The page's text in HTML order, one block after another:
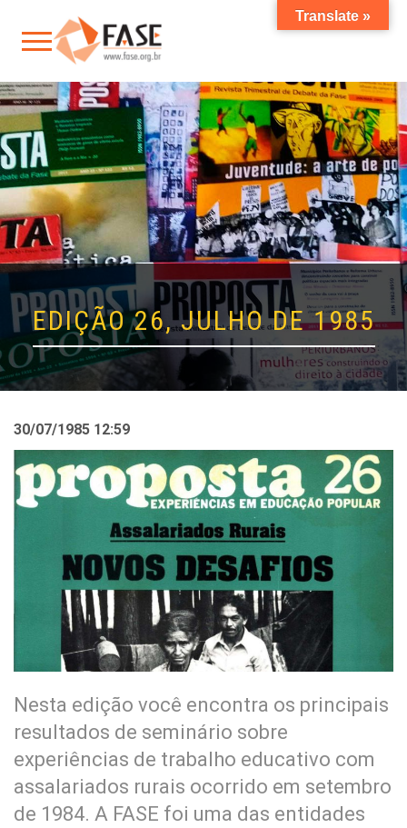
EDIÇÃO 26, JULHO DE 1985
30/07/1985 12:59
Nesta edição você encontra os principais
resultados de seminário sobre
experiências de trabalho educativo com
assalariados rurais ocorrido em setembro
de 1984. A FASE foi uma das entidades
Translate »